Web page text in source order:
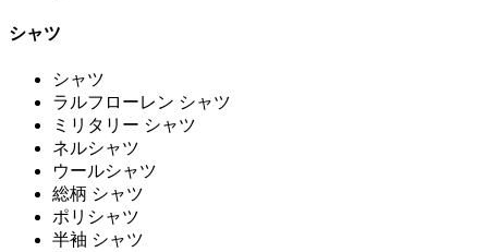
シャツ
シャツ
ラルフローレン シャツ
ミリタリー シャツ
ネルシャツ
ウールシャツ
総柄 シャツ
ポリシャツ
半袖 シャツ